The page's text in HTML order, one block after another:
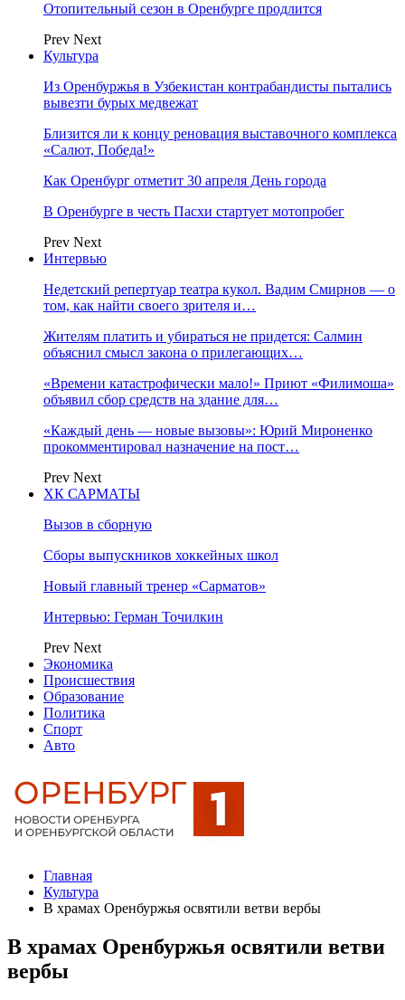
Отопительный сезон в Оренбурге продлится
Prev Next
Культура
Из Оренбуржья в Узбекистан контрабандисты пытались
вывезти бурых медвежат
Близится ли к концу реновация выставочного комплекса
«Салют, Победа!»
Как Оренбург отметит 30 апреля День города
В Оренбурге в честь Пасхи стартует мотопробег
Prev Next
Интервью
Недетский репертуар театра кукол. Вадим Смирнов — о
том, как найти своего зрителя и…
Жителям платить и убираться не придется: Салмин
объяснил смысл закона о прилегающих…
«Времени катастрофически мало!» Приют «Филимоша»
объявил сбор средств на здание для…
«Каждый день — новые вызовы»: Юрий Мироненко
прокомментировал назначение на пост…
Prev Next
ХК САРМАТЫ
Вызов в сборную
Сборы выпускников хоккейных школ
Новый главный тренер «Сарматов»
Интервью: Герман Точилкин
Prev Next
Экономика
Происшествия
Образование
Политика
Спорт
Авто
Главная
Культура
В храмах Оренбуржья освятили ветви вербы
В храмах Оренбуржья освятили ветви
вербы